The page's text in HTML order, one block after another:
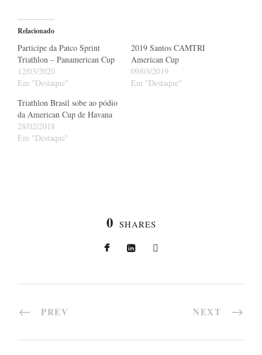
Relacionado
Participe da Patco Sprint
Triathlon – Panamerican Cup
12/03/2020
Em "Destaque"
2019 Santos CAMTRI
American Cup
09/03/2019
Em "Destaque"
Triathlon Brasil sobe ao pódio
da American Cup de Havana
28/02/2018
Em "Destaque"
0 SHARES
PREV NEXT